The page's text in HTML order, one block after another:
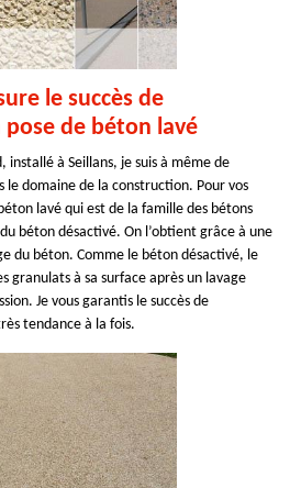
le succès de
de béton lavé
à Seillans, je suis à même de
le domaine de la construction. Pour vos
lavé qui est de la famille des bétons
béton désactivé. On l’obtient grâce à une
du béton. Comme le béton désactivé, le
granulats à sa surface après un lavage
Je vous garantis le succès de
tendance à la fois.